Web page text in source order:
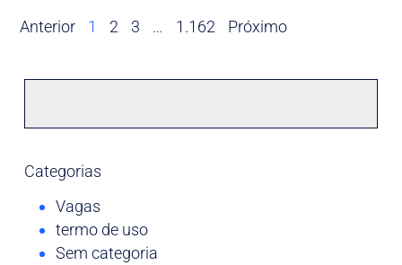
Anterior 1 2 3 … 1.162 Próximo
Categorias
Vagas
termo de uso
Sem categoria